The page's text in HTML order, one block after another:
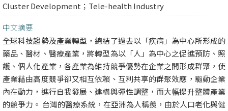
Cluster Development；Tele-health Industry
中文摘要
全球科技趨勢及產業轉型，總結了過去以「疾病」為中心所形成的
藥品、醫材、醫療產業，將轉型為以「人」為中心之促進預防、照
護、個人化產業，各產業為維持競爭優勢在企業之間形成群聚，使
產業藉由高度競爭卻又相互依賴、互利共享的群聚效應，驅動企業
內在動力，進行自我發展、建構與彈性調整，而大幅提升整體產業
的競爭力。 台灣的醫療系統，在亞洲為人稱羨，由於人口老化與健